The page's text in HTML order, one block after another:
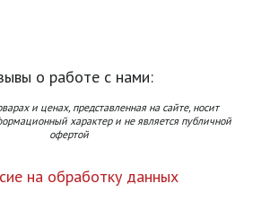
о работе с нами:
и ценах, представленная на сайте, носит
характер и не является публичной
офертой
на обработку данных